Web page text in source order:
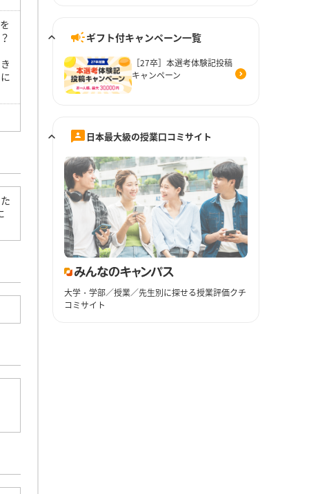
ギフト付キャンペーン一覧
［27卒］本選考体験記投稿
キャンペーン
日本最大級の授業口コミサイト
大学・学部／授業／先生別に探せる授業評価クチ
コミサイト